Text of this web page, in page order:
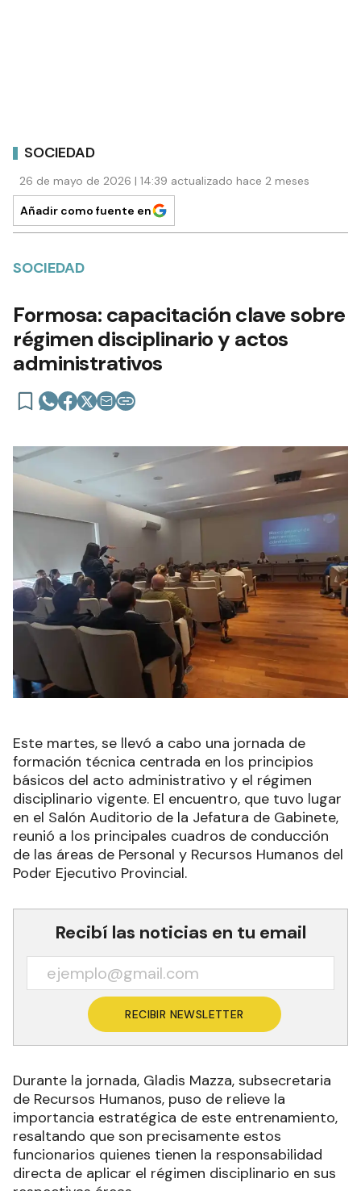
SOCIEDAD
26 de mayo de 2026 | 14:39 actualizado hace 2 meses
Añadir como fuente en
SOCIEDAD
Formosa: capacitación clave sobre
régimen disciplinario y actos
administrativos
Este martes, se llevó a cabo una jornada de
formación técnica centrada en los principios
básicos del acto administrativo y el régimen
disciplinario vigente. El encuentro, que tuvo lugar
en el Salón Auditorio de la Jefatura de Gabinete,
reunió a los principales cuadros de conducción
de las áreas de Personal y Recursos Humanos del
Poder Ejecutivo Provincial.
Recibí las noticias en tu email
RECIBIR NEWSLETTER
Durante la jornada, Gladis Mazza, subsecretaria
de Recursos Humanos, puso de relieve la
importancia estratégica de este entrenamiento,
resaltando que son precisamente estos
funcionarios quienes tienen la responsabilidad
directa de aplicar el régimen disciplinario en sus